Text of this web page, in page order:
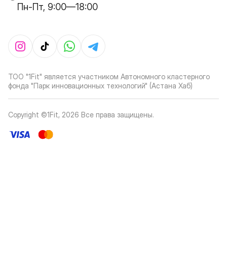
Пн-Пт, 9:00—18:00
ТОО "1Fit" является участником Автономного кластерного
фонда "Парк инновационных технологий" (Астана Хаб)
Copyright ©1Fit, 2026 Все права защищены.